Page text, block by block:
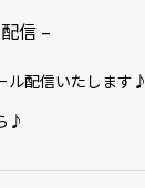
信 –
ル配信いたします♪
♪